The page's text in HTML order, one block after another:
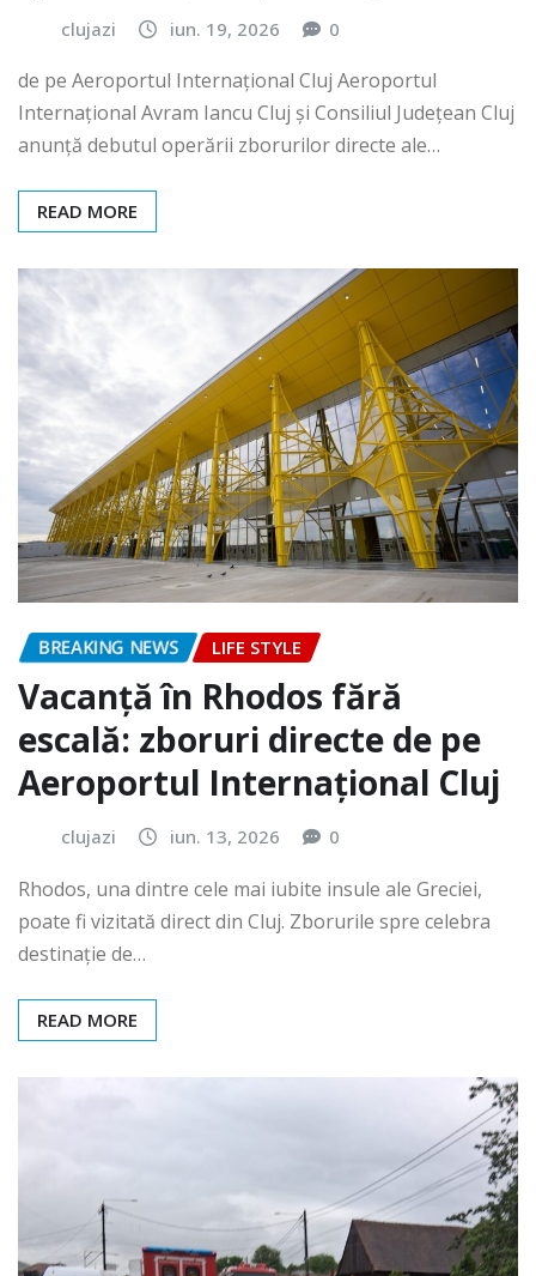
clujazi iun. 19, 2026 0
de pe Aeroportul Internaţional Cluj Aeroportul
Internațional Avram Iancu Cluj și Consiliul Județean Cluj
anunță debutul operării zborurilor directe ale…
READ MORE
BREAKING NEWS LIFE STYLE
Vacanță în Rhodos fără
escală: zboruri directe de pe
Aeroportul Internațional Cluj
clujazi iun. 13, 2026 0
Rhodos, una dintre cele mai iubite insule ale Greciei,
poate fi vizitată direct din Cluj. Zborurile spre celebra
destinație de…
READ MORE